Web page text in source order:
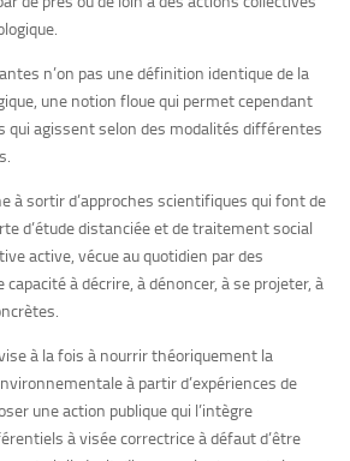
n’on pas une définition identique de la
une notion floue qui permet cependant
qui agissent selon des modalités différentes
à sortir d’approches scientifiques qui font de
d’étude distanciée et de traitement social
active, vécue au quotidien par des
capacité à décrire, à dénoncer, à se projeter, à
à la fois à nourrir théoriquement la
à partir d’expériences de
une action publique qui l’intègre
à visée correctrice à défaut d’être